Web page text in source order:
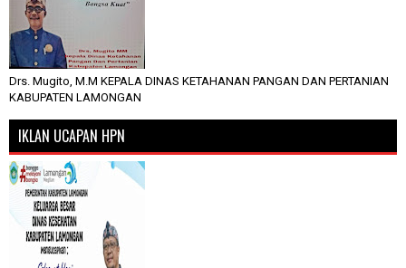
Drs. Mugito, M.M KEPALA DINAS KETAHANAN PANGAN DAN PERTANIAN
KABUPATEN LAMONGAN
IKLAN UCAPAN HPN